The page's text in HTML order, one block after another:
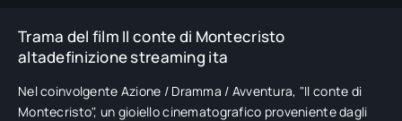
Trama del film Il conte di Montecristo
altadefinizione streaming ita
Nel coinvolgente Azione / Dramma / Avventura, "Il conte di
Montecristo", un gioiello cinematografico proveniente dagli